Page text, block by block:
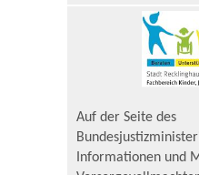
Auf der Seite des
Informationen und